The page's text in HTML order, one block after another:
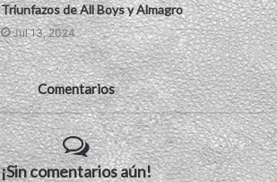
Triunfazos de All Boys y Almagro
Jul 13, 2024
Comentarios
¡Sin comentarios aún!